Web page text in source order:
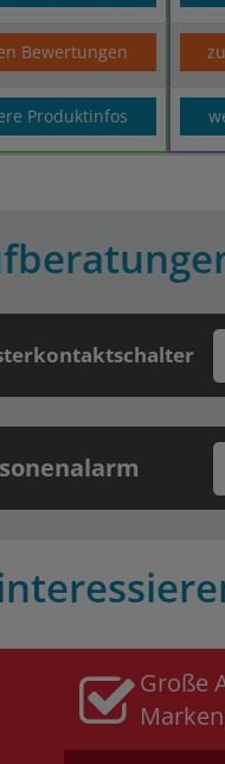
Bewertungen
Produktinfos
Große